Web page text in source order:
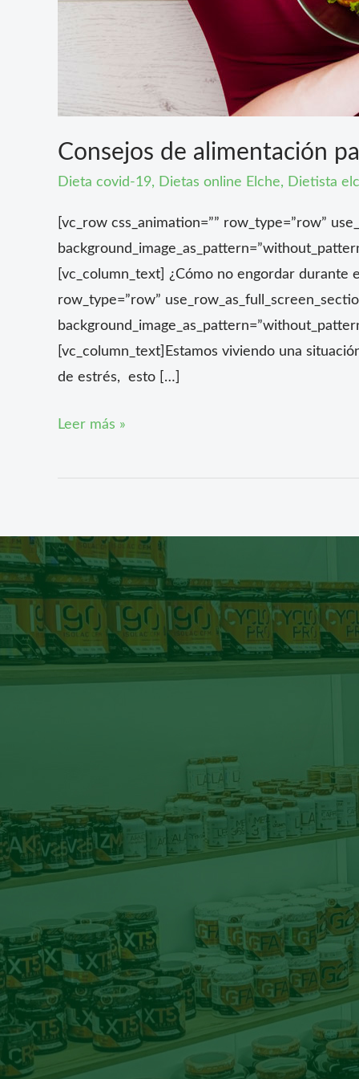
Consejos de alimentación
Dieta covid-19, Dietas online Elche, Dietista
[vc_row css_animation=”” row_type=”row”
[vc_column_text] ¿Cómo no engordar
row_type=”row”
[vc_column_text]Estamos viviendo una
de estrés, esto […]
Leer más »